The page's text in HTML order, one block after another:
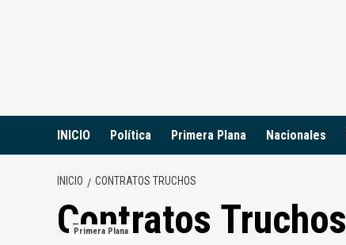
INICIO Política Primera Plana Nacionales
INICIO CONTRATOS TRUCHOS
Contratos Truchos
Primera Plana